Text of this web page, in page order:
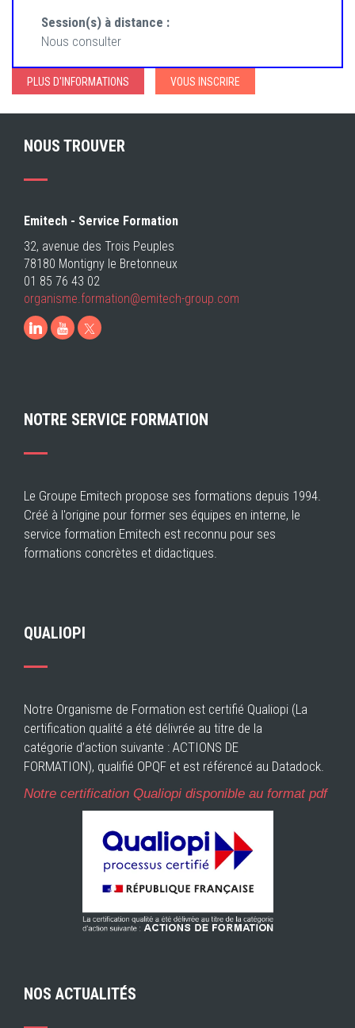
Session(s) à distance :
Nous consulter
PLUS D'INFORMATIONS VOUS INSCRIRE
NOUS TROUVER
Emitech - Service Formation
32, avenue des Trois Peuples
78180 Montigny le Bretonneux
01 85 76 43 02
organisme.formation@emitech-group.com
LinkedIn
Youtube
NOTRE SERVICE FORMATION
Le Groupe Emitech propose ses formations depuis 1994.
Créé à l'origine pour former ses équipes en interne, le
service formation Emitech est reconnu pour ses
formations concrètes et didactiques.
QUALIOPI
Notre Organisme de Formation est certifié Qualiopi (La
certification qualité a été délivrée au titre de la
catégorie d’action suivante : ACTIONS DE
FORMATION), qualifié OPQF et est référencé au Datadock.
Notre certification Qualiopi disponible au format pdf
NOS ACTUALITÉS